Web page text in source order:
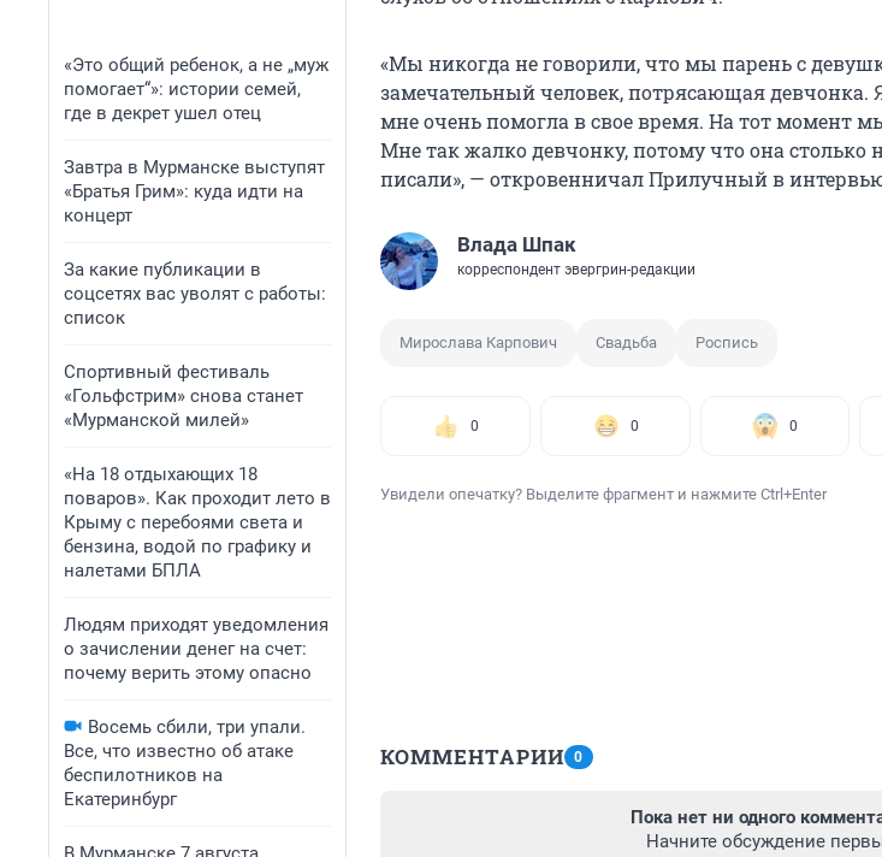
«Это общий ребенок, а не „муж
помогает“»: истории семей,
где в декрет ушел отец
Завтра в Мурманске выступят
«Братья Грим»: куда идти на
концерт
За какие публикации в
соцсетях вас уволят с работы:
список
Спортивный фестиваль
«Гольфстрим» снова станет
«Мурманской милей»
«На 18 отдыхающих 18
поваров». Как проходит лето в
Крыму с перебоями света и
бензина, водой по графику и
налетами БПЛА
Людям приходят уведомления
о зачислении денег на счет:
почему верить этому опасно
Восемь сбили, три упали.
Все, что известно об атаке
беспилотников на
Екатеринбург
«Мы никогда не говорили, что мы парень с
замечательный человек, потрясающая девчонка.
мне очень помогла в свое время. На тот момент
Мне так жалко девчонку, потому что она столько
писали», — откровенничал Прилучный в
Влада Шпак
корреспондент эвергрин-редакции
Мирослава Карпович Свадьба Роспись
0 0 0
Увидели опечатку? Выделите фрагмент и нажмите Ctrl+Enter
КОММЕНТАРИИ 0
Пока нет ни одного
Начните обсуждение